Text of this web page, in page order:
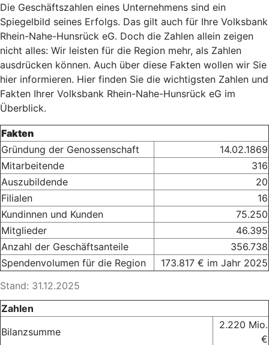
Die Geschäftszahlen eines Unternehmens sind ein
Spiegelbild seines Erfolgs. Das gilt auch für Ihre Volksbank
Rhein-Nahe-Hunsrück eG. Doch die Zahlen allein zeigen
nicht alles: Wir leisten für die Region mehr, als Zahlen
ausdrücken können. Auch über diese Fakten wollen wir Sie
hier informieren. Hier finden Sie die wichtigsten Zahlen und
Fakten Ihrer Volksbank Rhein-Nahe-Hunsrück eG im
Überblick.
Stand: 31.12.2025
Fakten
Gründung der Genossenschaft
14.02.1869
Mitarbeitende
316
Auszubildende
20
Filialen
16
Kundinnen und Kunden
75.250
Mitglieder
46.395
Anzahl der Geschäftsanteile
356.738
Spendenvolumen für die Region
173.817 € im Jahr 2025
Zahlen
Bilanzsumme
2.220 Mio.
€